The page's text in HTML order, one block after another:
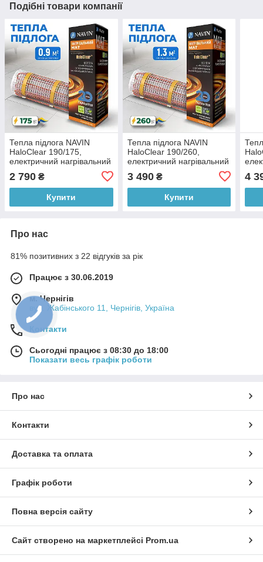
Подібні товари компанії
Тепла підлога NAVIN
HaloClear 190/175,
електричний нагрівальний
2 790 ₴
Купити
Тепла підлога NAVIN
HaloClear 190/260,
електричний нагрівальний
3 490₴
Купити
4
Про нас
81% позитивних з 22 відгуків за рік
Працює з 30.06.2019
м. Чернігів
вул. Жабінського 11, Чернігів, Україна
Контакти
Сьогодні працює з 08:30 до 18:00
Показати весь графік роботи
Про нас
Контакти
Доставка та оплата
Графік роботи
Повна версія сайту
Сайт створено на маркетплейсі Prom.ua